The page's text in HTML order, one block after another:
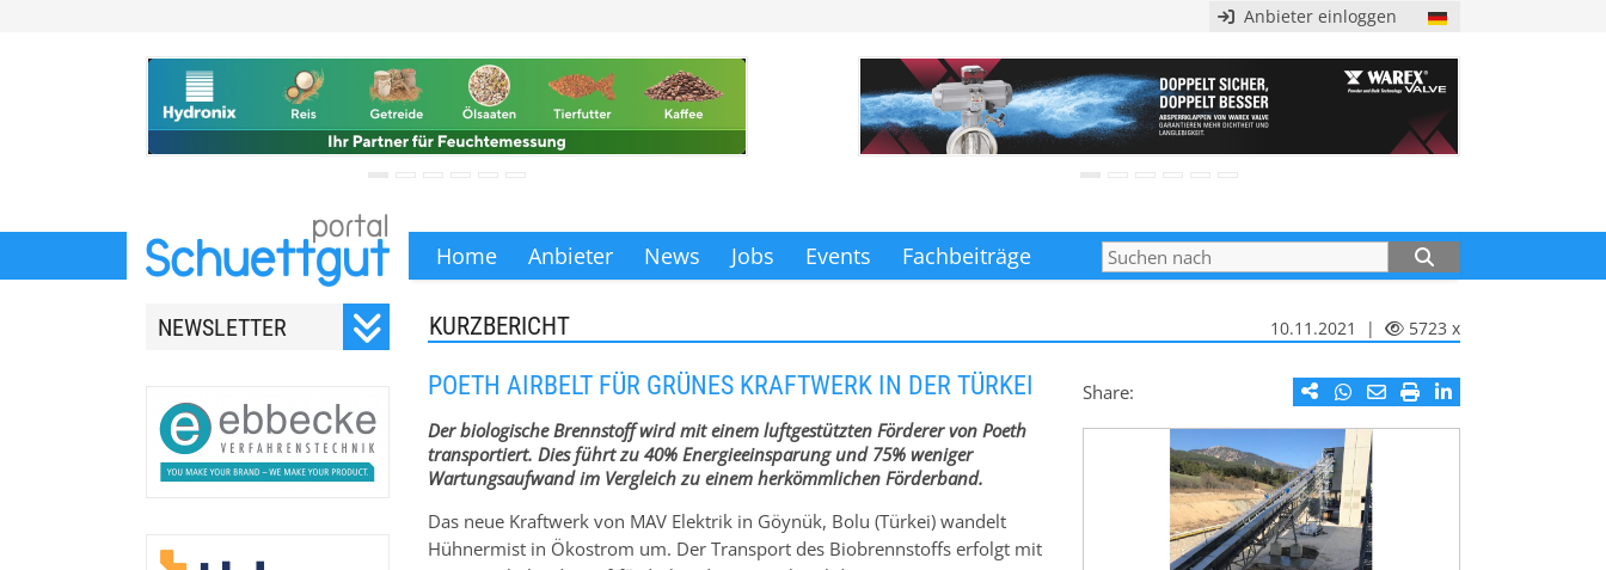
Anbieter einloggen
Home Anbieter News Jobs Events Fachbeiträge
NEWSLETTER
Newsletter.
Ihre Adresse wird nicht an
KURZBERICHT 10.11.2021 | 5723 x
Share:
POETH AIRBELT FÜR GRÜNES KRAFTWERK IN DER TÜRKEI
Der biologische Brennstoff wird mit einem luftgestützten Förderer von Poeth
transportiert. Dies führt zu 40% Energieeinsparung und 75% weniger
Wartungsaufwand im Vergleich zu einem herkömmlichen Förderband.
Das neue Kraftwerk von MAV Elektrik in Göynük, Bolu (Türkei) wandelt
Hühnermist in Ökostrom um. Der Transport des Biobrennstoffs erfolgt mit